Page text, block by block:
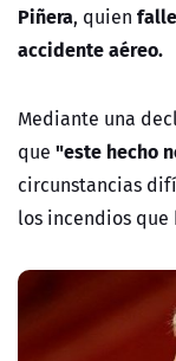
Piñera, quien
accidente aéreo.
Mediante una
que "este hecho
circunstancias
los incendios que